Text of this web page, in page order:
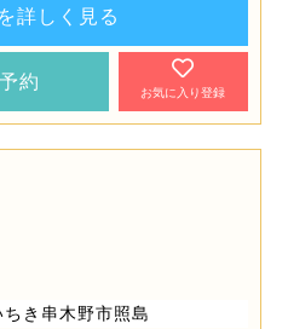
詳しく見る
約
お気に入り登録